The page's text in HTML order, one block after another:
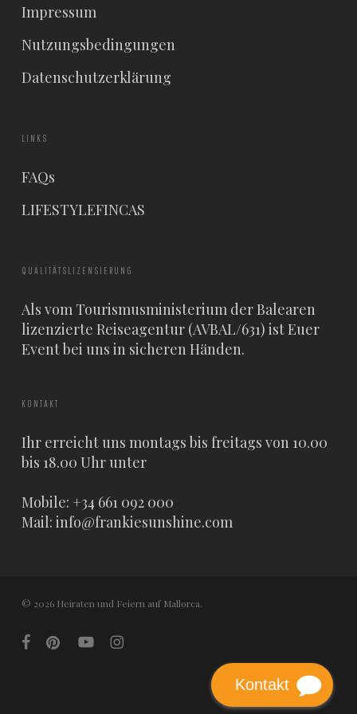
Impressum
Nutzungsbedingungen
Datenschutzerklärung
LINKS
FAQs
LIFESTYLEFINCAS
QUALITÄTSLIZENSIERUNG
Als vom Tourismusministerium der Balearen
lizenzierte Reiseagentur (AVBAL/631) ist Euer
Event bei uns in sicheren Händen.
KONTAKT
Ihr erreicht uns montags bis freitags von 10.00
bis 18.00 Uhr unter
Mobile: +34 661 092 000
Mail: info@frankiesunshine.com
© 2026 Heiraten und Feiern auf Mallorca.
facebookpinterestyoutubeinstagram
Kontakt